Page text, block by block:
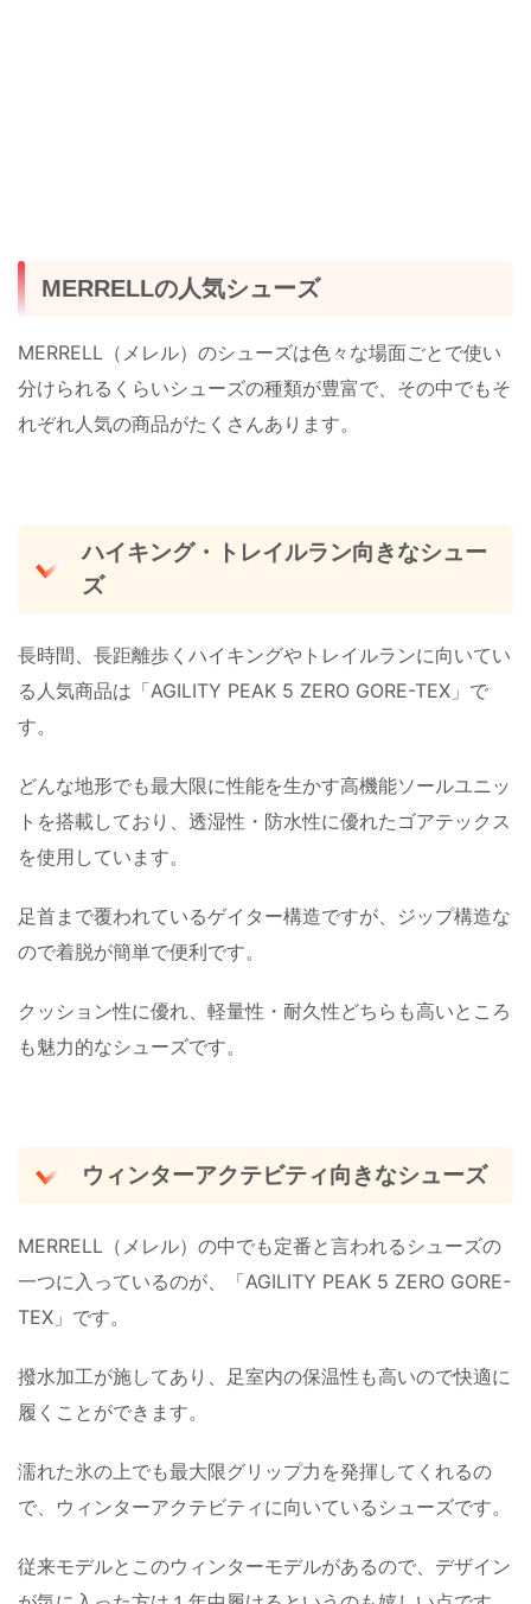
MERRELLの人気シューズ
MERRELL（メレル）のシューズは色々な場面ごとで使い
分けられるくらいシューズの種類が豊富で、その中でもそ
れぞれ人気の商品がたくさんあります。
ハイキング・トレイルラン向きなシュー
ズ
長時間、長距離歩くハイキングやトレイルランに向いてい
る人気商品は「AGILITY PEAK 5 ZERO GORE-TEX」で
す。
どんな地形でも最大限に性能を生かす高機能ソールユニッ
トを搭載しており、透湿性・防水性に優れたゴアテックス
を使用しています。
足首まで覆われているゲイター構造ですが、ジップ構造な
ので着脱が簡単で便利です。
クッション性に優れ、軽量性・耐久性どちらも高いところ
も魅力的なシューズです。
ウィンターアクテビティ向きなシューズ
MERRELL（メレル）の中でも定番と言われるシューズの
一つに入っているのが、「AGILITY PEAK 5 ZERO GORE-
TEX」です。
撥水加工が施してあり、足室内の保温性も高いので快適に
履くことができます。
濡れた氷の上でも最大限グリップ力を発揮してくれるの
で、ウィンターアクテビティに向いているシューズです。
従来モデルとこのウィンターモデルがあるので、デザイン